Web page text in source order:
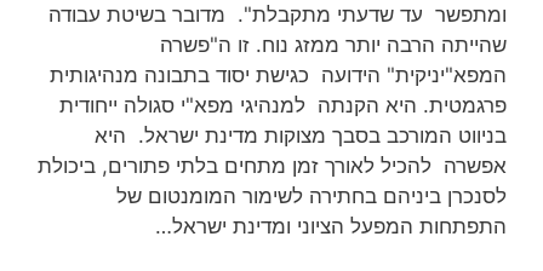
ומתפשר עד שדעתי מתקבלת". מדובר בשיטת עבודה
שהייתה הרבה יותר ממזג נוח. זו ה"פשרה
המפא"יניקית" הידועה כגישת יסוד בתבונה מנהיגותית
פרגמטית. היא הקנתה למנהיגי מפא"י סגולה ייחודית
בניווט המורכב בסבך מצוקות מדינת ישראל. היא
אפשרה להכיל לאורך זמן מתחים בלתי פתורים, ביכולת
לסנכרן ביניהם בחתירה לשימור המומנטום של
התפתחות המפעל הציוני ומדינת ישראל…